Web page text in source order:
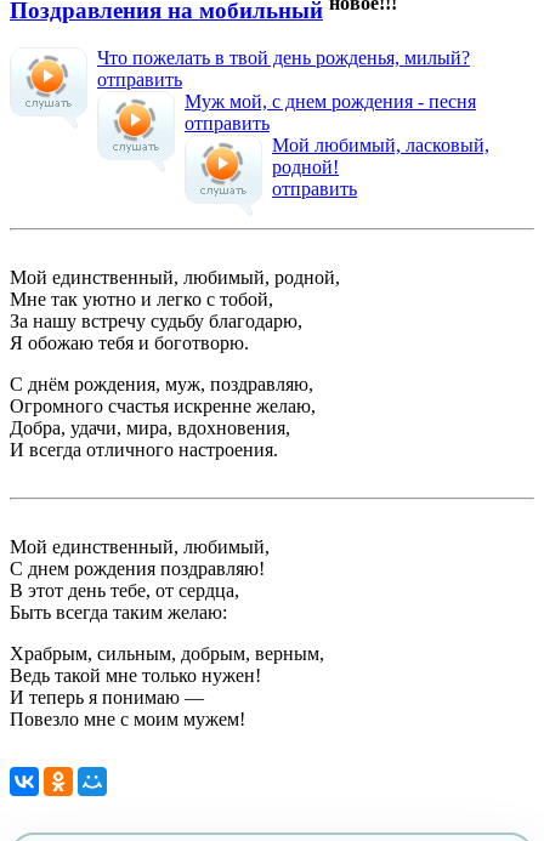
Поздравления на мобильный
Что пожелать в твой день рожденья, милый?
отправить
Муж мой, с днем рождения - песня
отправить
Мой любимый, ласковый,
родной!
отправить
Мой единственный, любимый, родной,
Мне так уютно и легко с тобой,
За нашу встречу судьбу благодарю,
Я обожаю тебя и боготворю.
С днём рождения, муж, поздравляю,
Огромного счастья искренне желаю,
Добра, удачи, мира, вдохновения,
И всегда отличного настроения.
Мой единственный, любимый,
С днем рождения поздравляю!
В этот день тебе, от сердца,
Быть всегда таким желаю:
Храбрым, сильным, добрым, верным,
Ведь такой мне только нужен!
И теперь я понимаю —
Повезло мне с моим мужем!